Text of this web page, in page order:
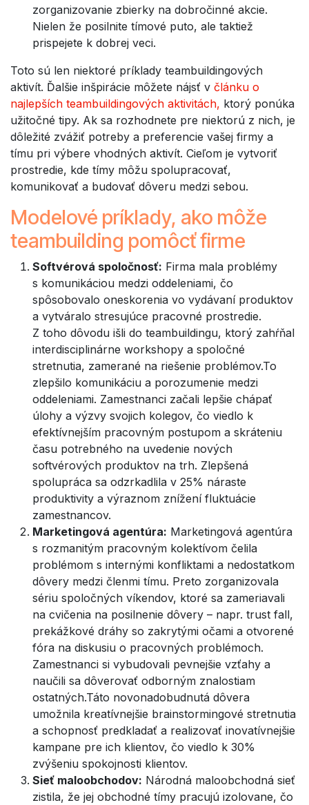
zorganizovanie zbierky na dobročinné akcie.
Nielen že posilnite tímové puto, ale taktiež
prispejete k dobrej veci.
Toto sú len niektoré príklady teambuildingových
aktivít. Ďalšie inšpirácie môžete nájsť v článku o
najlepších teambuildingových aktivitách, ktorý ponúka
užitočné tipy. Ak sa rozhodnete pre niektorú z nich, je
dôležité zvážiť potreby a preferencie vašej firmy a
tímu pri výbere vhodných aktivít. Cieľom je vytvoriť
prostredie, kde tímy môžu spolupracovať,
komunikovať a budovať dôveru medzi sebou.
Modelové príklady, ako môže
teambuilding pomôcť firme
Softvérová spoločnosť: Firma mala problémy
s komunikáciou medzi oddeleniami, čo
spôsobovalo oneskorenia vo vydávaní produktov
a vytváralo stresujúce pracovné prostredie.
Z toho dôvodu išli do teambuildingu, ktorý zahŕňal
interdisciplinárne workshopy a spoločné
stretnutia, zamerané na riešenie problémov.To
zlepšilo komunikáciu a porozumenie medzi
oddeleniami. Zamestnanci začali lepšie chápať
úlohy a výzvy svojich kolegov, čo viedlo k
efektívnejším pracovným postupom a skráteniu
času potrebného na uvedenie nových
softvérových produktov na trh. Zlepšená
spolupráca sa odzrkadlila v 25% náraste
produktivity a výraznom znížení fluktuácie
zamestnancov.
Marketingová agentúra: Marketingová agentúra
s rozmanitým pracovným kolektívom čelila
problémom s internými konfliktami a nedostatkom
dôvery medzi členmi tímu. Preto zorganizovala
sériu spoločných víkendov, ktoré sa zameriavali
na cvičenia na posilnenie dôvery – napr. trust fall,
prekážkové dráhy so zakrytými očami a otvorené
fóra na diskusiu o pracovných problémoch.
Zamestnanci si vybudovali pevnejšie vzťahy a
naučili sa dôverovať odborným znalostiam
ostatných.Táto novonadobudnutá dôvera
umožnila kreatívnejšie brainstormingové stretnutia
a schopnosť predkladať a realizovať inovatívnejšie
kampane pre ich klientov, čo viedlo k 30%
zvýšeniu spokojnosti klientov.
Sieť maloobchodov: Národná maloobchodná sieť
zistila, že jej obchodné tímy pracujú izolovane, čo